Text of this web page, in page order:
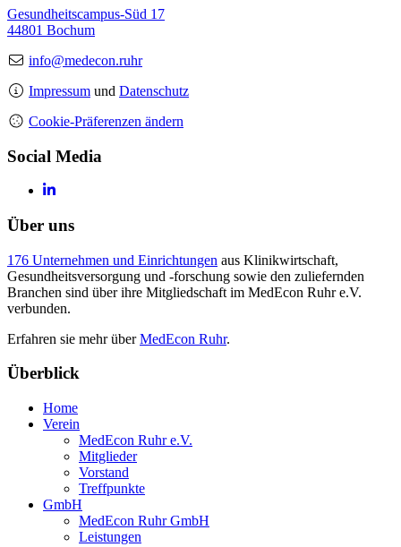
Gesundheitscampus-Süd 17
44801 Bochum
info@medecon.ruhr
Impressum und Datenschutz
Cookie-Präferenzen ändern
Social Media
Über uns
176 Unternehmen und Einrichtungen aus Klinikwirtschaft,
Gesundheitsversorgung und -forschung sowie den zuliefernden
Branchen sind über ihre Mitgliedschaft im MedEcon Ruhr e.V.
verbunden.
Erfahren sie mehr überMedEcon Ruhr.
Überblick
Home
Verein
MedEcon Ruhr e.V.
Mitglieder
Vorstand
Treffpunkte
GmbH
MedEcon Ruhr GmbH
Leistungen